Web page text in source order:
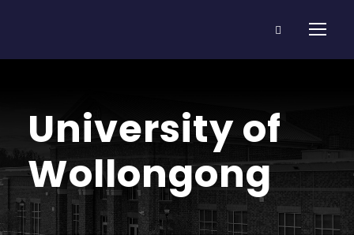
University of
Wollongong